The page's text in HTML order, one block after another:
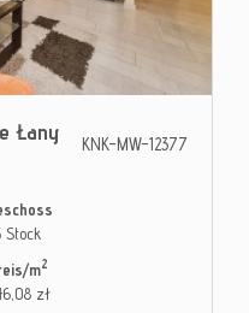
Łany KNK-MW-12377
Stock
m2
zł